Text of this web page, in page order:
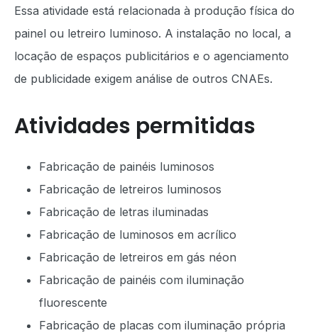
Essa atividade está relacionada à produção física do
painel ou letreiro luminoso. A instalação no local, a
locação de espaços publicitários e o agenciamento
de publicidade exigem análise de outros CNAEs.
Atividades permitidas
Fabricação de painéis luminosos
Fabricação de letreiros luminosos
Fabricação de letras iluminadas
Fabricação de luminosos em acrílico
Fabricação de letreiros em gás néon
Fabricação de painéis com iluminação
fluorescente
Fabricação de placas com iluminação própria